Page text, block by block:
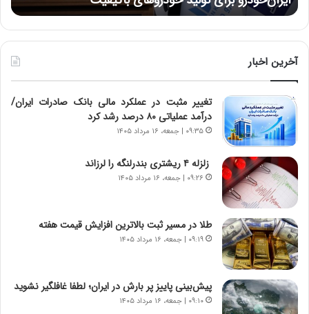
د
ر
ط
ا
ر
ی
ا
ی
ن
،
گ
ا
آخرین اخبار
تغییر مثبت در عملکرد مالی بانک صادرات ایران/
درآمد عملیاتی ۸۰ درصد رشد کرد
۰۹:۳۵ | جمعه، ۱۶ مرداد ۱۴۰۵
زلزله ۴ ریشتری بندرلنگه را لرزاند
۰۹:۲۶ | جمعه، ۱۶ مرداد ۱۴۰۵
طلا در مسیر ثبت بالاترین افزایش قیمت هفته
۰۹:۱۹ | جمعه، ۱۶ مرداد ۱۴۰۵
پیش‌بینی پاییز پر بارش در ایران؛ لطفا غافلگیر نشوید
۰۹:۱۰ | جمعه، ۱۶ مرداد ۱۴۰۵